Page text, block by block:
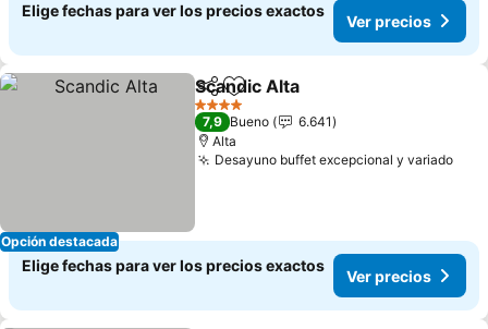
Elige fechas para ver los precios exactos
Ver precios
Opción destacada
CompartirAgregar a favoritos
Scandic Alta
4 Estrellas
7,9 Bueno
6.641
Alta
Desayuno buffet excepcional y variadoVer
Elige fechas para ver los precios exactos
Ver precios